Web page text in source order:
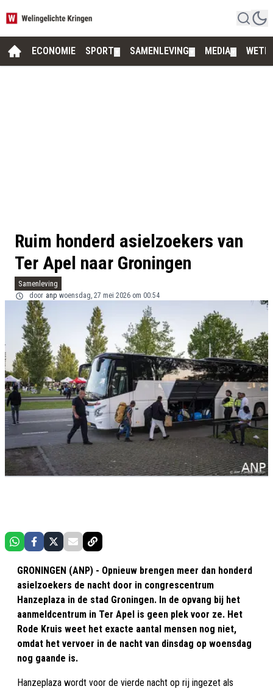
ECONOMIE SPORT SAMENLEVING MEDIA
Ruim honderd asielzoekers van
Ter Apel naar Groningen
Samenleving
door anp woensdag, 27 mei 2026 om 00:54
GRONINGEN (ANP) - Opnieuw brengen meer dan honderd
asielzoekers de nacht door in congrescentrum
Hanzeplaza in de stad Groningen. In de opvang bij het
aanmeldcentrum in Ter Apel is geen plek voor ze. Het
Rode Kruis weet het exacte aantal mensen nog niet,
omdat het vervoer in de nacht van dinsdag op woensdag
nog gaande is.
Hanzeplaza wordt voor de vierde nacht op rij ingezet als